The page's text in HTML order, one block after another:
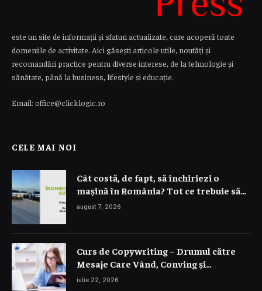
este un site de informații și sfaturi actualizate, care acoperă toate
domeniile de activitate. Aici găsești articole utile, noutăți și
recomandări practice pentru diverse interese, de la tehnologie și
sănătate, până la business, lifestyle și educație.
Email: office@clicklogic.ro
CELE MAI NOI
Cât costă, de fapt, să închiriezi o
mașină în România? Tot ce trebuie să
știi despre prețuri
august 7, 2026
Curs de Copywriting – Drumul către
Mesaje Care Vând, Conving și
Construiesc Branduri Puternice
iulie 22, 2026